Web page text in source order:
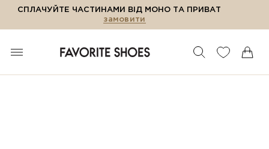
СПЛАЧУЙТЕ ЧАСТИНАМИ ВІД МОНО ТА ПРИВАТ
замовити